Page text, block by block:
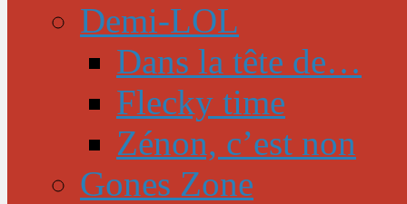
Demi-LOL
Dans la tête de…
Flecky time
Zénon, c’est non
Gones Zone